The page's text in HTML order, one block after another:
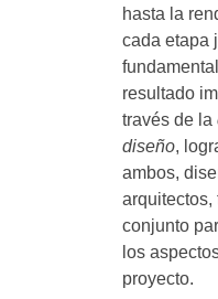
hasta la
cada etapa
resultado
través de la
diseño,
ambos,
arquitectos,
conjunto
los
proyecto.